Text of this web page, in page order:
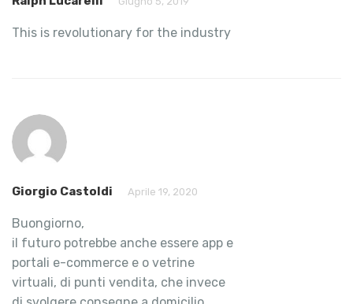
This is revolutionary for the industry
Giorgio Castoldi Aprile 19, 2020
Buongiorno,
il futuro potrebbe anche essere app e
portali e-commerce e o vetrine
virtuali, di punti vendita, che invece